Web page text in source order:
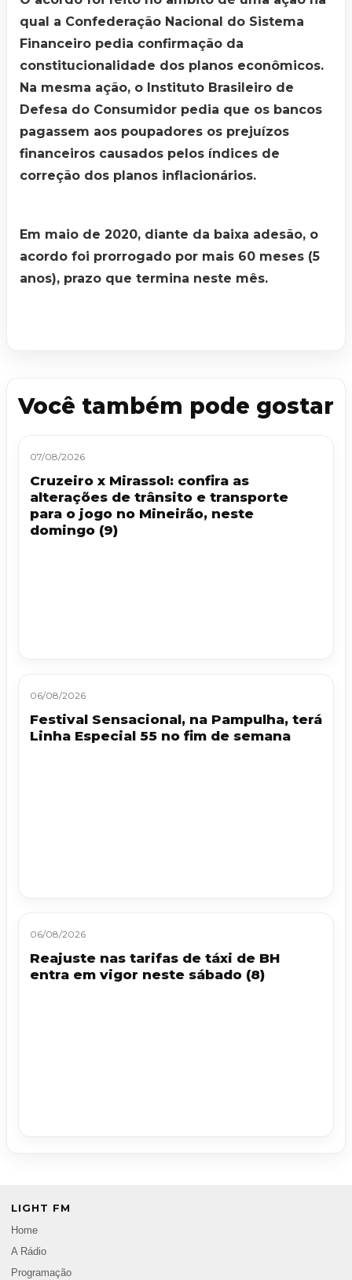
qual a Confederação Nacional do Sistema
Financeiro pedia confirmação da
constitucionalidade dos planos econômicos.
Na mesma ação, o Instituto Brasileiro de
Defesa do Consumidor pedia que os bancos
pagassem aos poupadores os prejuízos
financeiros causados pelos índices de
correção dos planos inflacionários.
Em maio de 2020, diante da baixa adesão, o
acordo foi prorrogado por mais 60 meses (5
anos), prazo que termina neste mês.
Você também pode gostar
07/08/2026
Cruzeiro x Mirassol: confira as
alterações de trânsito e transporte
para o jogo no Mineirão, neste
domingo (9)
06/08/2026
Festival Sensacional, na Pampulha, terá
Linha Especial 55 no fim de semana
06/08/2026
Reajuste nas tarifas de táxi de BH
entra em vigor neste sábado (8)
LIGHT FM
Home
A Rádio
Programação